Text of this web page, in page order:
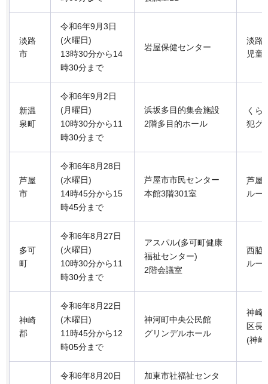
淡路
市
令和6年9月3日
(火曜日)
13時30分から14
時30分まで
岩屋保健センター
淡路
児童
新温
泉町
令和6年9月2日
(月曜日)
10時30分から11
時30分まで
浜坂多目的集会施設
2階多目的ホール
くら
犯グ
芦屋
市
令和6年8月28日
(水曜日)
14時45分から15
時45分まで
芦屋市市民センター
本館3階301室
芦屋
ルー
多可
町
令和6年8月27日
(火曜日)
10時30分から11
時30分まで
アスパル(多可町健康
福祉センター)
2階会議室
西脇
ルー
神崎
郡
令和6年8月22日
(木曜日)
11時45分から12
時05分まで
神河町中央公民館
グリンデルホール
神崎
区長
(神崎
令和6年8月20日
加東市社福祉センタ